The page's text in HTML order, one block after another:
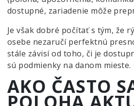
dostupné, zariadenie môže
Je však dobré počítať s tým, že
osebe nezaručí perfektnú
stále závisí od toho, či je
sú podmienky na danom mieste.
AKO ČASTO